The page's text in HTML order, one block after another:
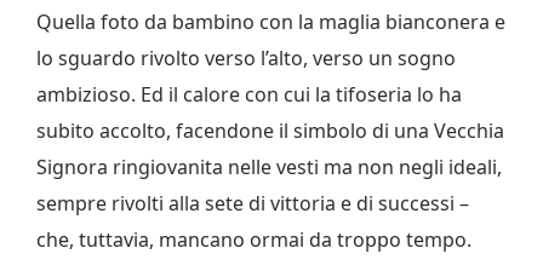
Quella foto da bambino con la maglia bianconera e
lo sguardo rivolto verso l’alto, verso un sogno
ambizioso. Ed il calore con cui la tifoseria lo ha
subito accolto, facendone il simbolo di una Vecchia
Signora ringiovanita nelle vesti ma non negli ideali,
sempre rivolti alla sete di vittoria e di successi –
che, tuttavia, mancano ormai da troppo tempo.